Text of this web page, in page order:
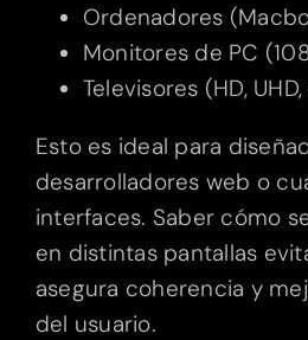
Ordenadores
Monitores de PC
Televisores (HD,
Esto es ideal para
desarrolladores web o
interfaces. Saber cómo
en distintas pantallas
asegura coherencia y
del usuario.